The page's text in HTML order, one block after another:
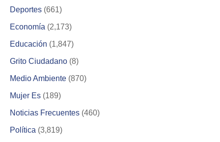
Deportes (661)
Economía (2,173)
Educación (1,847)
Grito Ciudadano (8)
Medio Ambiente (870)
Mujer Es (189)
Noticias Frecuentes (460)
Política (3,819)